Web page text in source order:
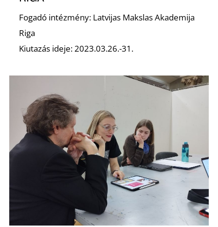
Fogadó intézmény: Latvijas Makslas Akademija
Riga
Kiutazás ideje: 2023.03.26.-31.